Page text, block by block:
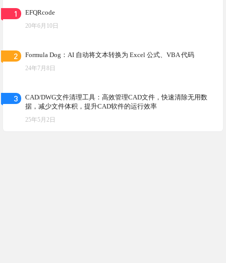
1 EFQRcode
20年6月10日
2 Formula Dog：AI 自动将文本转换为 Excel 公式、VBA 代码
24年7月8日
3
CAD/DWG文件清理工具：高效管理CAD文件，快速清除无用数
据，减少文件体积，提升CAD软件的运行效率
25年5月2日